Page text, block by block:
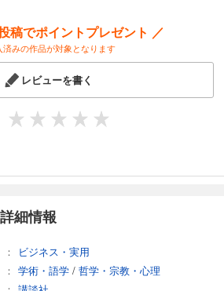
稿でポイントプレゼント ／
済みの作品が対象となります
レビューを書く
細情報
ビジネス・実用
学術・語学 / 哲学・宗教・心理